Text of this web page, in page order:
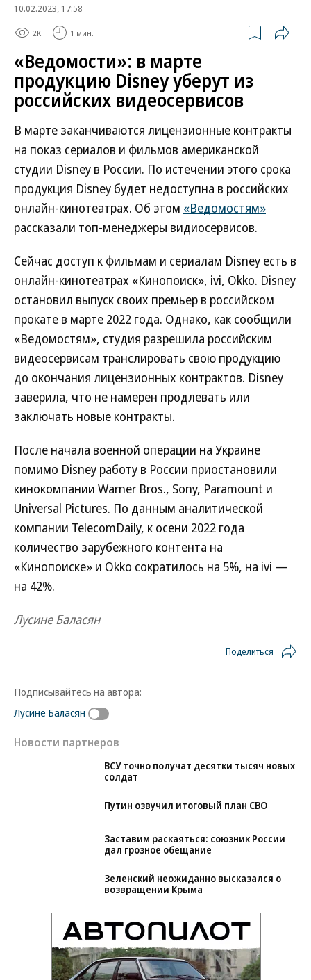
10.02.2023, 17:58
2K 1 мин.
«Ведомости»: в марте
продукцию Disney уберут из
российских видеосервисов
В марте заканчиваются лицензионные контракты
на показ сериалов и фильмов американской
студии Disney в России. По истечении этого срока
продукция Disney будет недоступна в российских
онлайн-кинотеатрах. Об этом «Ведомостям»
рассказали топ-менеджеры видиосервисов.
Сейчас доступ к фильмам и сериалам Disney есть в
онлайн-кинотеатрах «Кинопоиск», ivi, Okko. Disney
остановил выпуск своих премьер в российском
прокате в марте 2022 года. Однако, как сообщили
«Ведомостям», студия разрешила российским
видеосервисам транслировать свою продукцию
до окончания лицензионных контрактов. Disney
заверила, что не намерен продлевать или
заключать новые контракты.
После начала военной операции на Украине
помимо Disney работу в России приостановили
кинокомпании Warner Bros., Sony, Paramount и
Universal Pictures. По данным аналитической
компании TelecomDaily, к осени 2022 года
количество зарубежного контента на
«Кинопоиске» и Okko сократилось на 5%, на ivi —
на 42%.
Лусине Баласян
Поделиться
Подписывайтесь на автора:
Лусине Баласян
Новости партнеров
ВСУ точно получат десятки тысяч новых
солдат
Заставим раскаяться: союзник России
Зеленский неожиданно высказался о
возвращении Крыма